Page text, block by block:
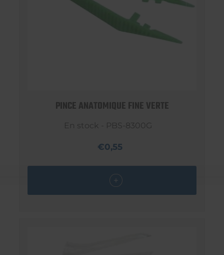
PINCE ANATOMIQUE FINE VERTE
En stock - PBS-8300G
€0,55